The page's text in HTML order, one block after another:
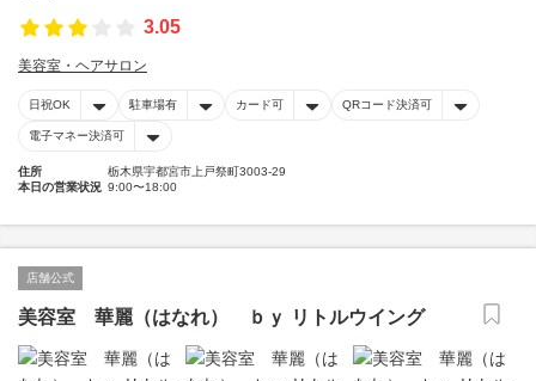
3.05
美容室・ヘアサロン
日祝OK 駐車場有 カード可 QRコード決済可
電子マネー決済可
住所
栃木県宇都宮市上戸祭町3003-29
本日の営業状況 9:00〜18:00
店舗公式
美容室 華麗（はなれ） ｂｙ リトルウイング